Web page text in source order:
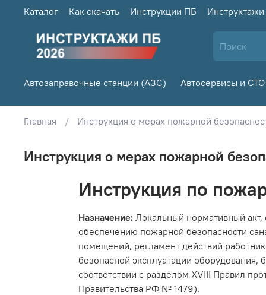
Каталог Как скачать Инструкции ПБ
Автозаправочные станции (АЗС) Автосервисы и СТО
Главная Инструкция о мерах пожарной
Инструкция о мерах пожарной
Инструкция по
Назначение: Локальный нормативный
обеспечению пожарной безопасности
помещений, регламент действий
безопасной эксплуатации оборудования,
соответствии с разделом XVIII Правил
Правительства РФ № 1479).